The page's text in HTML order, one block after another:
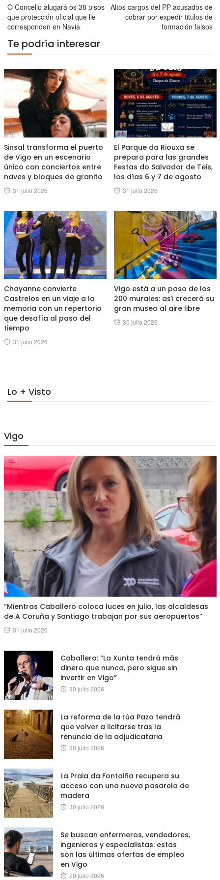
O Concello alugará os 38 pisos
que protección oficial que lle
corresponden en Navia
Altos cargos del PP acusados de
cobrar por expedir titulos de
formación falsos
Te podría interesar
Sinsal transforma el puerto
de Vigo en un escenario
único con conciertos entre
naves y bloques de granito
Posted
31 julio 2026
El Parque da Riouxa se
prepara para las grandes
Festas do Salvador de Teis,
los días 6 y 7 de agosto
Posted
31 julio 2026
Chayanne convierte
Castrelos en un viaje a la
memoria con un repertorio
que desafía al paso del
tiempo
Posted
31 julio 2026
Vigo está a un paso de los
200 murales: así crecerá su
gran museo al aire libre
Posted
30 julio 2026
Lo + Visto
Vigo
“Mientras Caballero coloca luces en julio, las alcaldesas
de A Coruña y Santiago trabajan por sus aeropuertos”
Posted
31 julio 2026
Caballero: “La Xunta tendrá más
dinero que nunca, pero sigue sin
invertir en Vigo”
Posted
30 julio 2026
La reforma de la rúa Pazo tendrá
que volver a licitarse tras la
renuncia de la adjudicataria
Posted
30 julio 2026
La Praia da Fontaiña recupera su
acceso con una nueva pasarela de
madera
Posted
30 julio 2026
Se buscan enfermeros, vendedores,
ingenieros y especialistas: estas
son las últimas ofertas de empleo
en Vigo
Posted
29 julio 2026